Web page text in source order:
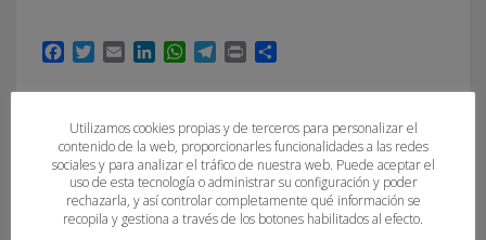
Facebook
TwitterEmailLinkedInWhatsApp
Telegram
Print
Utilizamos cookies propias y de terceros para personalizar el
contenido de la web, proporcionarles funcionalidades a las redes
sociales y para analizar el tráfico de nuestra web. Puede aceptar el
uso de esta tecnología o administrar su configuración y poder
rechazarla, y así controlar completamente qué información se
recopila y gestiona a través de los botones habilitados al efecto.